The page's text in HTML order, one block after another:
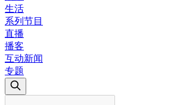
生活
系列节目
直播
播客
互动新闻
专题